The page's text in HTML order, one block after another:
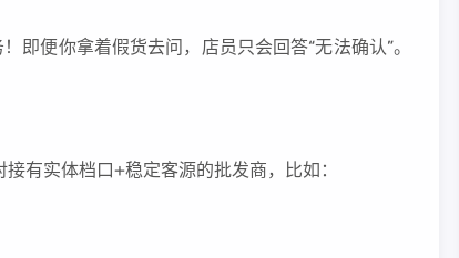
即便你拿着假货去问，店员只会回答“无法确认”。
有实体档口+稳定客源的批发商，比如：